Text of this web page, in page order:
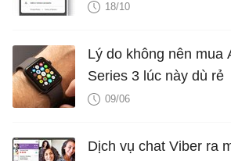
18/10
Lý do không nên mua
Series 3 lúc này dù rẻ
09/06
Dịch vụ chat Viber ra